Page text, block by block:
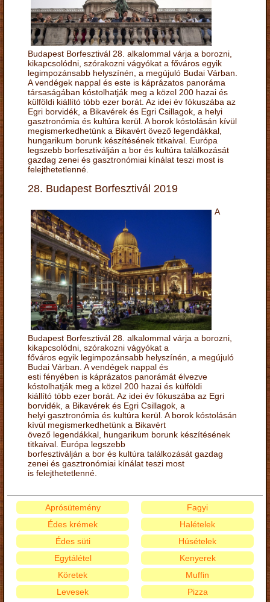
Budapest Borfesztivál 28. alkalommal várja a borozni,
kikapcsolódni, szórakozni vágyókat a főváros egyik
legimpozánsabb helyszínén, a megújuló Budai Várban.
A vendégek nappal és este is káprázatos panoráma
társaságában kóstolhatják meg a közel 200 hazai és
külföldi kiállító több ezer borát. Az idei év fókuszába az
Egri borvidék, a Bikavérek és Egri Csillagok, a helyi
gasztronómia és kultúra kerül. A borok kóstolásán kívül
megismerkedhetünk a Bikavért övező legendákkal,
hungarikum borunk készítésének titkaival. Európa
legszebb borfesztiválján a bor és kultúra találkozását
gazdag zenei és gasztronómiai kínálat teszi most is
felejthetetlenné.
28. Budapest Borfesztivál 2019
A
Budapest Borfesztivál 28. alkalommal várja a borozni,
kikapcsolódni, szórakozni vágyókat a
főváros egyik legimpozánsabb helyszínén, a megújuló
Budai Várban. A vendégek nappal és
esti fényében is káprázatos panorámát élvezve
kóstolhatják meg a közel 200 hazai és külföldi
kiállító több ezer borát. Az idei év fókuszába az Egri
borvidék, a Bikavérek és Egri Csillagok, a
helyi gasztronómia és kultúra kerül. A borok kóstolásán
kívül megismerkedhetünk a Bikavért
övező legendákkal, hungarikum borunk készítésének
titkaival. Európa legszebb
borfesztiválján a bor és kultúra találkozását gazdag
zenei és gasztronómiai kínálat teszi most
is felejthetetlenné.
Aprósütemény
Édes krémek
Édes süti
Egytálétel
Fagyi
Halételek
Húsételek
Kenyerek
Köretek
Levesek
Muffin
Pizza